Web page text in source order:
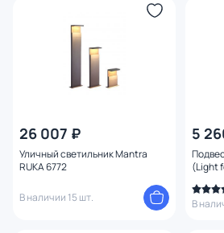
26 007 ₽
Уличный светильник Mantra
RUKA 6772
В наличии 15 шт.
5
(Light
В
Мощность ламп